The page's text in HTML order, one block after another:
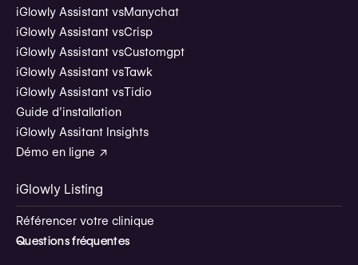
iGlowly Assistant vsManychat
iGlowly Assistant vsCrisp
iGlowly Assistant vsCustomgpt
iGlowly Assistant vsTawk
iGlowly Assistant vsTidio
Guide d’installation
iGlowly Assitant Insights
Démo en ligne ↗
iGlowly Listing
Référencer votre clinique
Questions fréquentes